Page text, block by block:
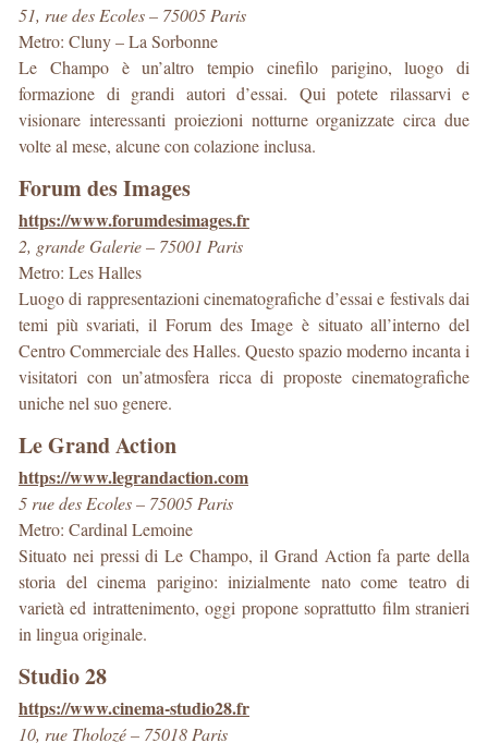
51, rue des Ecoles – 75005 Paris
Metro: Cluny – La Sorbonne
Le Champo è un’altro tempio cinefilo parigino, luogo di
formazione di grandi autori d’essai. Qui potete rilassarvi e
visionare interessanti proiezioni notturne organizzate circa due
volte al mese, alcune con colazione inclusa.
Forum des Images
https://www.forumdesimages.fr
2, grande Galerie – 75001 Paris
Metro: Les Halles
Luogo di rappresentazioni cinematografiche d’essai e festivals dai
temi più svariati, il Forum des Image è situato all’interno del
Centro Commerciale des Halles. Questo spazio moderno incanta i
visitatori con un’atmosfera ricca di proposte cinematografiche
uniche nel suo genere.
Le Grand Action
https://www.legrandaction.com
5 rue des Ecoles – 75005 Paris
Metro: Cardinal Lemoine
Situato nei pressi di Le Champo, il Grand Action fa parte della
storia del cinema parigino: inizialmente nato come teatro di
varietà ed intrattenimento, oggi propone soprattutto film stranieri
in lingua originale.
Studio 28
https://www.cinema-studio28.fr
10, rue Tholozé – 75018 Paris